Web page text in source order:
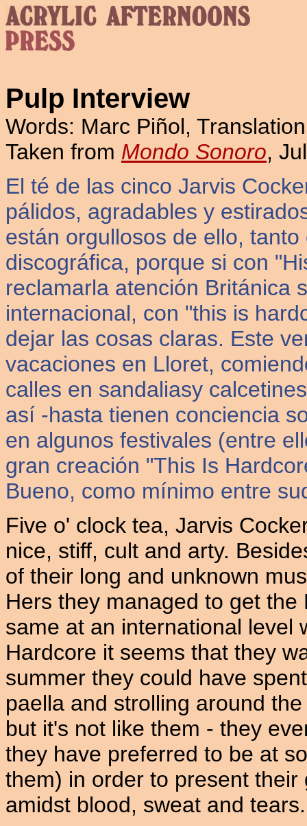
Pulp Interview
Words: Marc Piñol,
Taken from Mondo Sonoro,
El té de las cinco Jarvis
pálidos, agradables y
están orgullosos de ello,
discográfica, porque si con
reclamarla atención Británica
internacional, con "this is
dejar las cosas claras. Este
vacaciones en Lloret,
calles en sandaliasy
así -hasta tienen conciencia
en algunos festivales (entre
gran creación "This Is
Bueno, como mínimo entre
Five o' clock tea, Jarvis
nice, stiff, cult and arty.
of their long and unknown
Hers they managed to get
same at an international level
Hardcore it seems that they
summer they could have
paella and strolling around
but it's not like them - they
they have preferred to be at
them) in order to present
amidst blood, sweat and